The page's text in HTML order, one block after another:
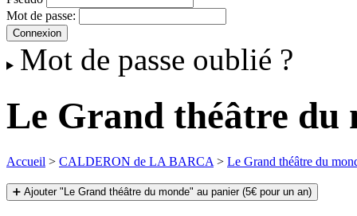
Mot de passe:
Mot de passe oublié ?
Le Grand théâtre du
Accueil > CALDERON de LA BARCA > Le Grand théâtre du
➕ Ajouter "Le Grand théâtre du monde" au panier (5€ pour un an)